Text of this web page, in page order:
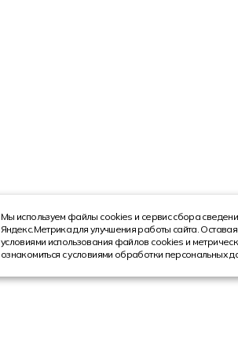
Мы используем файлы cookies и сервис сбора
Яндекс.Метрика для улучшения работы сайта.
условиями использования файлов cookies и
ознакомиться с условиями обработки персональных